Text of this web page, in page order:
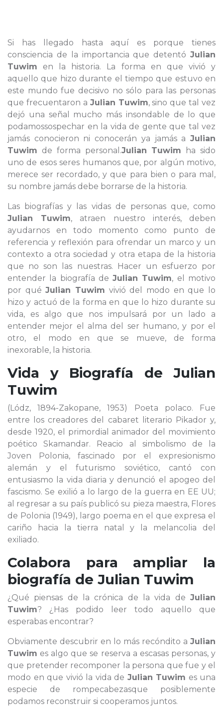
Si has llegado hasta aquí es porque tienes
consciencia de la importancia que detentó Julian
Tuwim en la historia. La forma en que vivió y
aquello que hizo durante el tiempo que estuvo en
este mundo fue decisivo no sólo para las personas
que frecuentaron a Julian Tuwim, sino que tal vez
dejó una señal mucho más insondable de lo que
podamossospechar en la vida de gente que tal vez
jamás conocieron ni conocerán ya jamás a Julian
Tuwim de forma personal.Julian Tuwim ha sido
uno de esos seres humanos que, por algún motivo,
merece ser recordado, y que para bien o para mal,
su nombre jamás debe borrarse de la historia.
Las biografías y las vidas de personas que, como
Julian Tuwim, atraen nuestro interés, deben
ayudarnos en todo momento como punto de
referencia y reflexión para ofrendar un marco y un
contexto a otra sociedad y otra etapa de la historia
que no son las nuestras. Hacer un esfuerzo por
entender la biografía deJulian Tuwim, el motivo
por quéJulian Tuwim vivió del modo en que lo
hizo y actuó de la forma en que lo hizo durante su
vida, es algo que nos impulsará por un lado a
entender mejor el alma del ser humano, y por el
otro, el modo en que se mueve, de forma
inexorable, la historia.
Vida y Biografía de Julian
Tuwim
(Lódz, 1894-Zakopane, 1953) Poeta polaco. Fue
entre los creadores del cabaret literario Pikador y,
desde 1920, el primordial animador del movimiento
poético Skamandar. Reacio al simbolismo de la
Joven Polonia, fascinado por el expresionismo
alemán y el futurismo soviético, cantó con
entusiasmo la vida diaria y denunció el apogeo del
fascismo. Se exilió a lo largo de la guerra en EE UU;
al regresar a su país publicó su pieza maestra, Flores
de Polonia (1949), largo poema en el que expresa el
cariño hacia la tierra natal y la melancolia del
exiliado.
Colabora para ampliar la
biografía de Julian Tuwim
¿Qué piensas de la crónica de la vida de Julian
Tuwim? ¿Has podido leer todo aquello que
esperabas encontrar?
Obviamente descubrir en lo más recóndito a Julian
Tuwim es algo que se reserva a escasas personas, y
que pretender recomponer la persona que fue y el
modo en que vivió la vida de Julian Tuwim es una
especie de rompecabezasque posiblemente
podamos reconstruir si cooperamos juntos.